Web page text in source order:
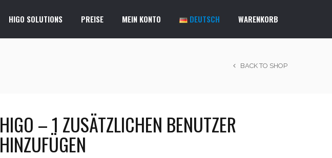
HIGO SOLUTIONS PREISE MEIN KONTO DEUTSCH WARENKORB
BACK TO SHOP
HIGO – 1 ZUSÄTZLICHEN BENUTZER
HINZUFÜGEN